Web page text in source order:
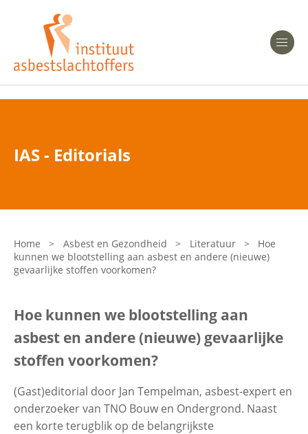
Heeft u Mesothelioom?
Heeft u Asbestose?
Bent u arts?
Asbest en Gezondheid
Laatste nieuws
Onze organisatie
Veelgestelde vragen
Contactgegevens
Zoeken
IAS - Editorials
Home > Asbest en Gezondheid > Literatuur >
Hoe
kunnen we blootstelling aan asbest en andere (nieuwe)
gevaarlijke stoffen voorkomen?
Hoe kunnen we blootstelling aan
asbest en andere (nieuwe) gevaarlijke
stoffen voorkomen?
(Gast)editorial door Jan Tempelman, asbest-expert en
onderzoeker van TNO Bouw en Ondergrond. Naast
een korte terugblik op de belangrijkste